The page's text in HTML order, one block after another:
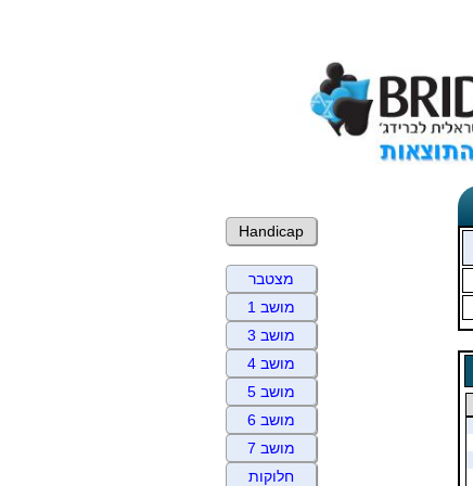
Handicap
מצטבר
מושב 1
מושב 3
מושב 4
מושב 5
מושב 6
מושב 7
חלוקות